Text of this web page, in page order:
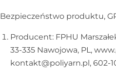
Bezpieczeństwo produktu,
Producent: FPHU
33-335 Nawojowa, PL,
kontakt@poliyarn.pl, 602-